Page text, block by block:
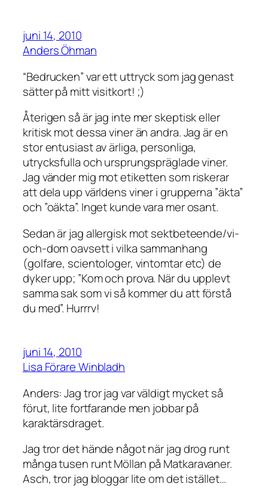
juni 14, 2010
Anders Öhman
“Bedrucken” var ett uttryck som jag genast
sätter på mitt visitkort! ;)
Återigen så är jag inte mer skeptisk eller
kritisk mot dessa viner än andra. Jag är en
stor entusiast av ärliga, personliga,
utrycksfulla och ursprungspräglade viner.
Jag vänder mig mot etiketten som riskerar
att dela upp världens viner i grupperna ”äkta”
och ”oäkta”. Inget kunde vara mer osant.
Sedan är jag allergisk mot sektbeteende/vi-
och-dom oavsett i vilka sammanhang
(golfare, scientologer, vintomtar etc) de
dyker upp; ”Kom och prova. När du upplevt
samma sak som vi så kommer du att förstå
du med”. Hurrrv!
juni 14, 2010
Lisa Förare Winbladh
Anders: Jag tror jag var väldigt mycket så
förut, lite fortfarande men jobbar på
karaktärsdraget.
Jag tror det hände något när jag drog runt
många tusen runt Möllan på Matkaravaner.
Asch, tror jag bloggar lite om det istället…